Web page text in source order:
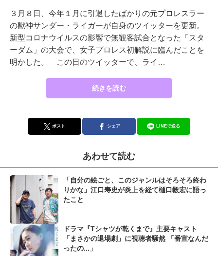
３月８日、今年１月に引退したばかりの元プロレスラー
の獣神サンダー・ライガーが自身のツイッターを更新。
新型コロナウイルスの影響で無観客試合となった「スタ
ーダム」の大会で、女子プロレス初解説に臨んだことを
明かした。 この日のツイッターで、ライ…
続きを読む
ポスト シェア LINEで送る
あわせて読む
「自分の絵ごと、このジャンルはそろそろ終わ
りかな」江口寿史が炎上を経て樋口毅宏に語っ
たこと
ドラマ『Tシャツが乾くまで』主要キャスト
「まさかの退場劇」に視聴者騒然 「番宣なんだ
ったの...」